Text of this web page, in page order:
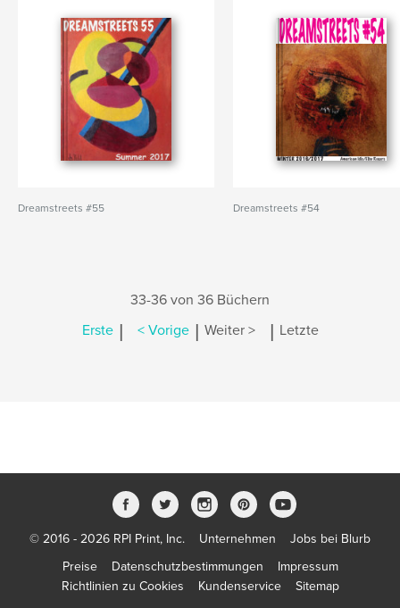
Dreamstreets #55 Dreamstreets #54
33-36 von 36 Büchern
Erste | < Vorige | Weiter > | Letzte
© 2016 - 2026 RPI Print, Inc. Unternehmen
Jobs bei Blurb
Preise
Datenschutzbestimmungen
Impressum
Richtlinien zu Cookies
Kundenservice Sitemap